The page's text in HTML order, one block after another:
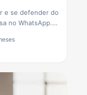
e se defender do
no WhatsApp.